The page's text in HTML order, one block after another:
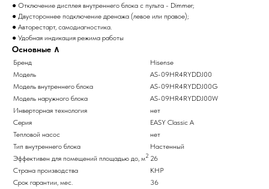
● Отключение дисплея внутреннего блока с пульта - Dimmer;
● Двустороннее подключение дренажа (левое или правое);
● Авторестарт, самодиагностика.
● Удобная индикация режима работы
Основные ∧
Бренд
Hisense
Модель
AS-09HR4RYDDJ00
Модель внутреннего блока
AS-09HR4RYDDJ00G
Модель наружного блока
AS-09HR4RYDDJ00W
Инверторная технология
нет
Серия
EASY Classic A
Тепловой насос
нет
Тип внутреннего блока
Настенный
Эффективен для помещений площадью до, м2 26
Страна производства
КНР
Срок гарантии, мес.
36